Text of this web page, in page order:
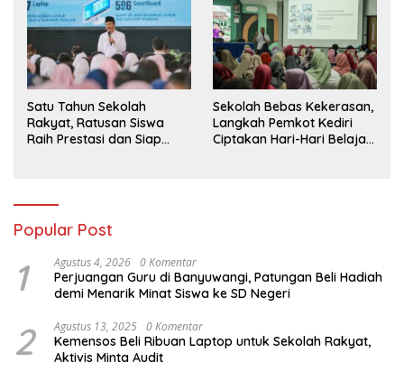
Satu Tahun Sekolah
Rakyat, Ratusan Siswa
Raih Prestasi dan Siap
Sekolah Bebas Kekerasan,
Langkah Pemkot Kediri
Ciptakan Hari-Hari Belajar
Popular Post
1 Agustus 4, 2026 0 Komentar
Perjuangan Guru di Banyuwangi, Patungan Beli Hadiah
demi Menarik Minat Siswa ke SD Negeri
2 Agustus 13, 2025 0 Komentar
Kemensos Beli Ribuan Laptop untuk Sekolah Rakyat,
Aktivis Minta Audit